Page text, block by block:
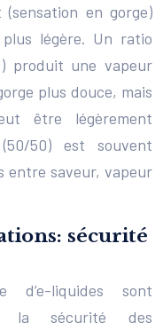
en gorge)
légère. Un ratio
produit une vapeur
plus douce, mais
être légèrement
50) est souvent
entre saveur, vapeur
sécurité
liquides sont
la sécurité des